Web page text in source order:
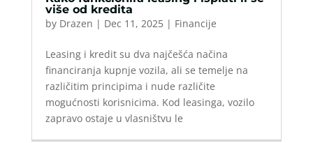
više od kredita
by Drazen | Dec 11, 2025| Financije
Leasing i kredit su dva najčešća načina
financiranja kupnje vozila, ali se temelje na
različitim principima i nude različite
mogućnosti korisnicima. Kod leasinga, vozilo
zapravo ostaje u vlasništvu le